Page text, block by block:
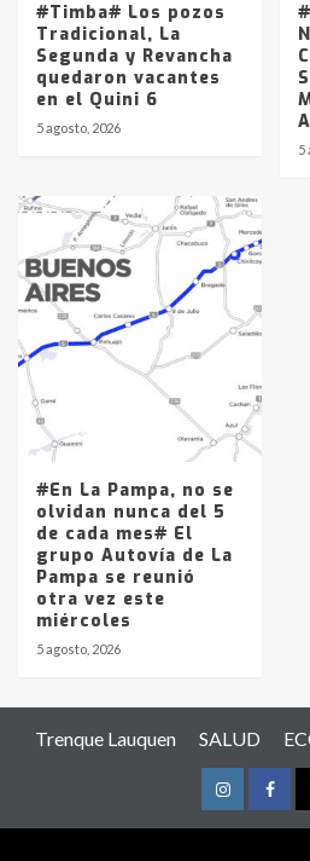
#Timba# Los pozos
Tradicional, La
Segunda y Revancha
quedaron vacantes
en el Quini 6
5 agosto, 2026
5
#En La Pampa, no se
olvidan nunca del 5
de cada mes# El
grupo Autovía de La
Pampa se reunió
otra vez este
miércoles
5 agosto, 2026
Trenque Lauquen SALUD
Instagram